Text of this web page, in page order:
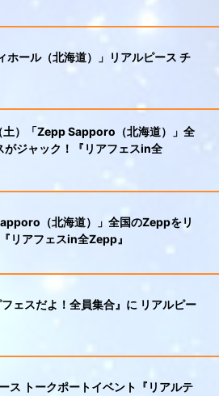
ホール（北海道）」リアルピース チ
土）「Zepp Sapporo（北海道）」全
ジャック！『リアフェスin全
（北海道）」全国のZeppをリ
リアフェスin全Zepp』
ェスだよ！全員集合』に リアルピー
ス トークポートイベント『リアルテ